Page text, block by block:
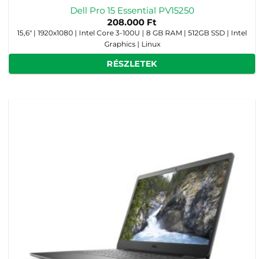
Dell Pro 15 Essential PV15250
208.000 Ft
15,6" | 1920x1080 | Intel Core 3-100U | 8 GB RAM | 512GB SSD | Intel
Graphics | Linux
RÉSZLETEK